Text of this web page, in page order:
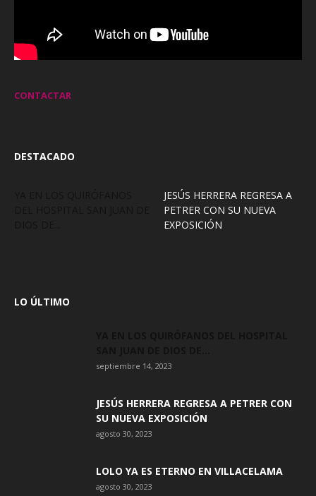
CONTACTAR
DESTACADO
JESÚS HERRERA REGRESA A
PETRER CON SU NUEVA
EXPOSICIÓN
LO ÚLTIMO
septiembre 14, 2023
JESÚS HERRERA REGRESA A PETRER CON
SU NUEVA EXPOSICIÓN
agosto 30, 2023
LOLO YA ES ETERNO EN VILLACELAMA
agosto 30, 2023